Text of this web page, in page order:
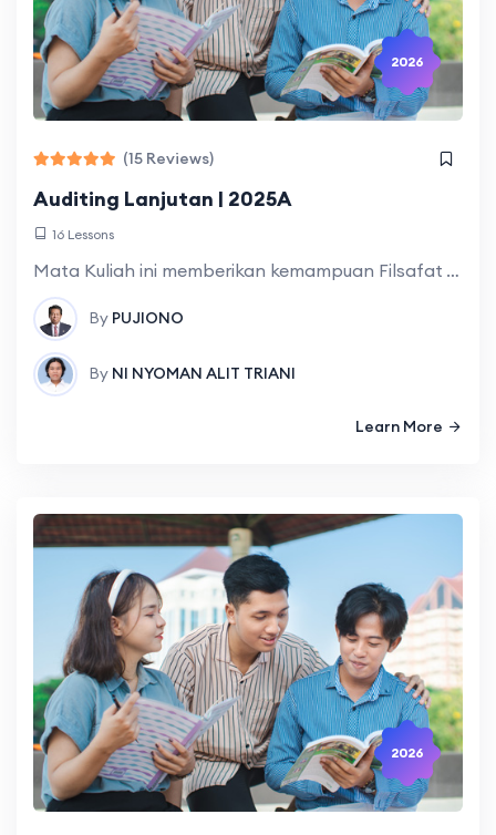
2026
(15 Reviews)
Auditing Lanjutan | 2025A
16 Lessons
Mata Kuliah ini memberikan kemampuan Filsafat Auditing, Profesional Judgment, Skeptisisme Profesional, Titik Kritis dalam praktik audi, Risiko, pengendalian, dan Assurance, Memahami Assuransce, lingkungan hukum profesi
By PUJIONO
By NI NYOMAN ALIT TRIANI
Learn More
2026